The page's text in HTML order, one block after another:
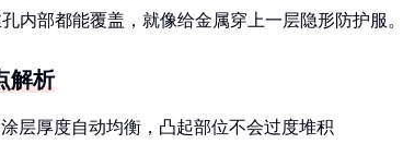
内部都能覆盖，就像给金属穿上一层隐形防护服。
解析
涂层厚度自动均衡，凸起部位不会过度堆积